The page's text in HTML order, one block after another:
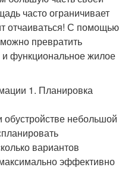
часто ограничивает
отчаиваться! С помощью
превратить
функциональное жилое
1. Планировка
обустройстве небольшой
вариантов
эффективно